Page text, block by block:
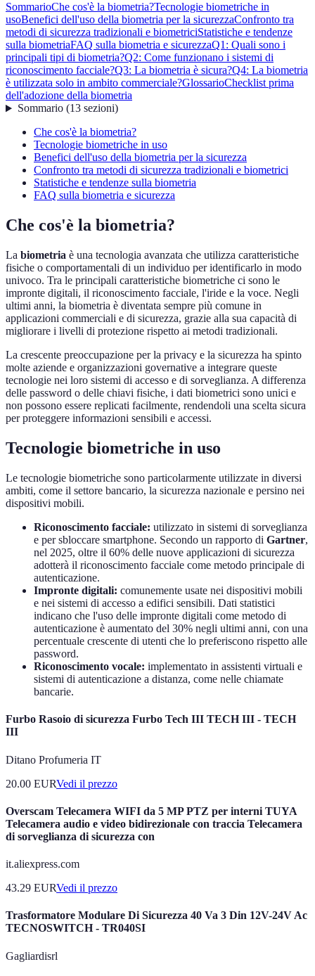
SommarioChe cos'è la biometria?Tecnologie biometriche in
usoBenefici dell'uso della biometria per la sicurezzaConfronto tra
metodi di sicurezza tradizionali e biometriciStatistiche e tendenze
sulla biometriaFAQ sulla biometria e sicurezzaQ1: Quali sono i
principali tipi di biometria?Q2: Come funzionano i sistemi di
riconoscimento facciale?Q3: La biometria è sicura?Q4: La biometria
è utilizzata solo in ambito commerciale?GlossarioChecklist prima
dell'adozione della biometria
Sommario(13 sezioni)
Che cos'è la biometria?
Tecnologie biometriche in uso
Benefici dell'uso della biometria per la sicurezza
Confronto tra metodi di sicurezza tradizionali e biometrici
Statistiche e tendenze sulla biometria
FAQ sulla biometria e sicurezza
Che cos'è la biometria?
La biometria è una tecnologia avanzata che utilizza caratteristiche
fisiche o comportamentali di un individuo per identificarlo in modo
univoco. Tra le principali caratteristiche biometriche ci sono le
impronte digitali, il riconoscimento facciale, l'iride e la voce. Negli
ultimi anni, la biometria è diventata sempre più comune in
applicazioni commerciali e di sicurezza, grazie alla sua capacità di
migliorare i livelli di protezione rispetto ai metodi tradizionali.
La crescente preoccupazione per la privacy e la sicurezza ha spinto
molte aziende e organizzazioni governative a integrare queste
tecnologie nei loro sistemi di accesso e di sorveglianza. A differenza
delle password o delle chiavi fisiche, i dati biometrici sono unici e
non possono essere replicati facilmente, rendendoli una scelta sicura
per proteggere informazioni sensibili e accessi.
Tecnologie biometriche in uso
Le tecnologie biometriche sono particolarmente utilizzate in diversi
ambiti, come il settore bancario, la sicurezza nazionale e persino nei
dispositivi mobili.
Riconoscimento facciale: utilizzato in sistemi di sorveglianza
e per sbloccare smartphone. Secondo un rapporto di Gartner,
nel 2025, oltre il 60% delle nuove applicazioni di sicurezza
adotterà il riconoscimento facciale come metodo principale di
autenticazione.
Impronte digitali: comunemente usate nei dispositivi mobili
e nei sistemi di accesso a edifici sensibili. Dati statistici
indicano che l'uso delle impronte digitali come metodo di
autenticazione è aumentato del 30% negli ultimi anni, con una
percentuale crescente di utenti che lo preferiscono rispetto alle
password.
Riconoscimento vocale: implementato in assistenti virtuali e
sistemi di autenticazione a distanza, come nelle chiamate
bancarie.
Furbo Rasoio di sicurezza Furbo Tech III TECH III - TECH
III
Ditano Profumeria IT
20.00 EURVedi il prezzo
Overscam Telecamera WIFI da 5 MP PTZ per interni TUYA
Telecamera audio e video bidirezionale con traccia Telecamera
di sorveglianza di sicurezza con
it.aliexpress.com
43.29 EURVedi il prezzo
Trasformatore Modulare Di Sicurezza 40 Va 3 Din 12V-24V Ac
TECNOSWITCH - TR040SI
Gagliardisrl